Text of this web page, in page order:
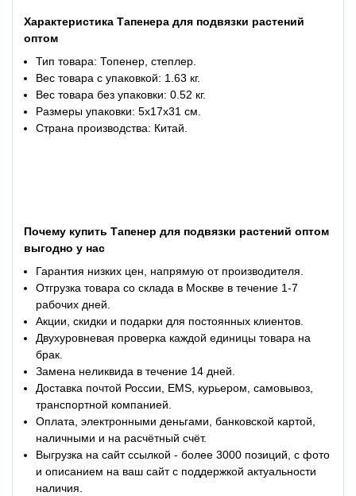
Характеристика Тапенера для подвязки растений
оптом
Тип товара: Топенер, степлер.
Вес товара с упаковкой: 1.63 кг.
Вес товара без упаковки: 0.52 кг.
Размеры упаковки: 5х17х31 см.
Страна производства: Китай.
Почему купить Тапенер для подвязки растений оптом
выгодно у нас
Гарантия низких цен, напрямую от производителя.
Отгрузка товара со склада в Москве в течение 1-7
рабочих дней.
Акции, скидки и подарки для постоянных клиентов.
Двухуровневая проверка каждой единицы товара на
брак.
Замена неликвида в течение 14 дней.
Доставка почтой России, EMS, курьером, самовывоз,
транспортной компанией.
Оплата, электронными деньгами, банковской картой,
наличными и на расчётный счёт.
Выгрузка на сайт ссылкой - более 3000 позиций, с фото
и описанием на ваш сайт с поддержкой актуальности
наличия.